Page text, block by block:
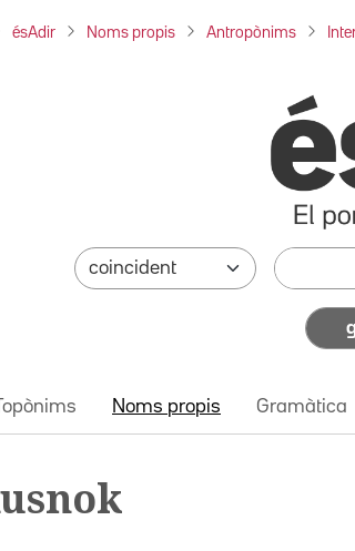
ésAdir Noms propis Antropònims
Noms propis Gramàtica